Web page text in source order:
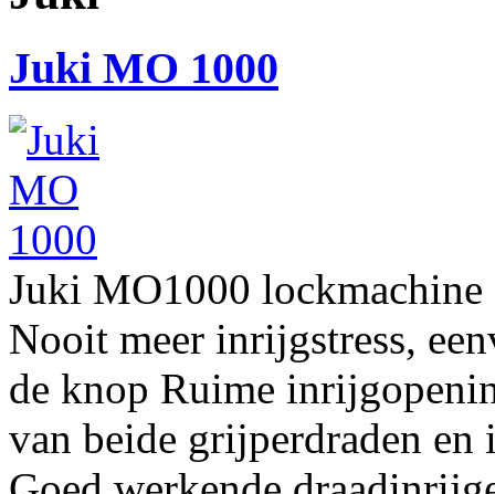
Juki MO 1000
Juki MO1000
Nooit meer inrijgstress,
de knop Ruime
van beide grijperdraden